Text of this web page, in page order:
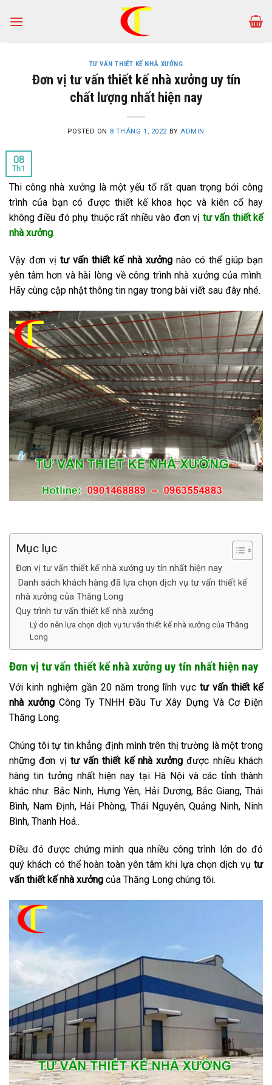
TƯ VẤN THIẾT KẾ NHÀ XƯỞNG
Đơn vị tư vấn thiết kế nhà xưởng uy tín
chất lượng nhất hiện nay
POSTED ON 8 THÁNG 1, 2022 BY ADMIN
08
Th1
Thi công nhà xưởng là một yếu tố rất quan trọng bởi công
trình của bạn có được thiết kế khoa học và kiên cố hay
không điều đó phụ thuộc rất nhiều vào đơn vị tư vấn thiết kế
nhà xưởng.
Vậy đơn vịtư vấn thiết kế nhà xưởng nào có thể giúp bạn
yên tâm hơn và hài lòng về công trình nhà xưởng của mình.
Hãy cùng cập nhật thông tin ngay trong bài viết sau đây nhé.
Mục lục
Đơn vị tư vấn thiết kế nhà xưởng uy tín nhất hiện nay
Danh sách khách hàng đã lựa chọn dịch vụ tư vấn thiết kế
nhà xưởng của Thăng Long
Quy trình tư vấn thiết kế nhà xưởng
Lý do nên lựa chọn dịch vụ tư vấn thiết kế nhà xưởng của Thăng
Long
Đơn vị tư vấn thiết kế nhà xưởng uy tín nhất hiện nay
Với kinh nghiệm gần 20 năm trong lĩnh vựctư vấn thiết kế
nhà xưởng Công Ty TNHH Đầu Tư Xây Dựng Và Cơ Điện
Thăng Long.
Chúng tôi tự tin khẳng định mình trên thị trường là một trong
những đơn vị tư vấn thiết kế nhà xưởngđược nhiều khách
hàng tin tưởng nhất hiện nay tại Hà Nội và các tỉnh thành
khác như: Bắc Ninh, Hưng Yên, Hải Dương, Bắc Giang, Thái
Bình, Nam Định, Hải Phòng, Thái Nguyên, Quảng Ninh, Ninh
Bình, Thanh Hoá..
Điều đó được chứng minh qua nhiều công trình lớn do đó
quý khách có thể hoàn toàn yên tâm khi lựa chọn dịch vụ tư
vấn thiết kế nhà xưởng của Thăng Long chúng tôi.